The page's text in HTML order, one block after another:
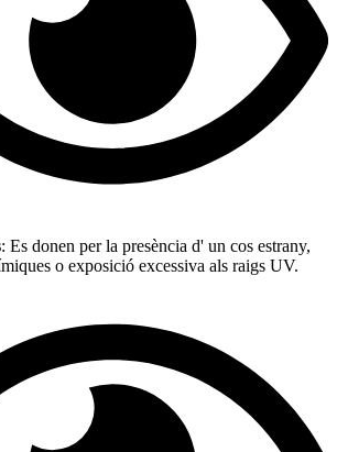
: Es donen per la presència d' un cos estrany,
o exposició excessiva als raigs UV.